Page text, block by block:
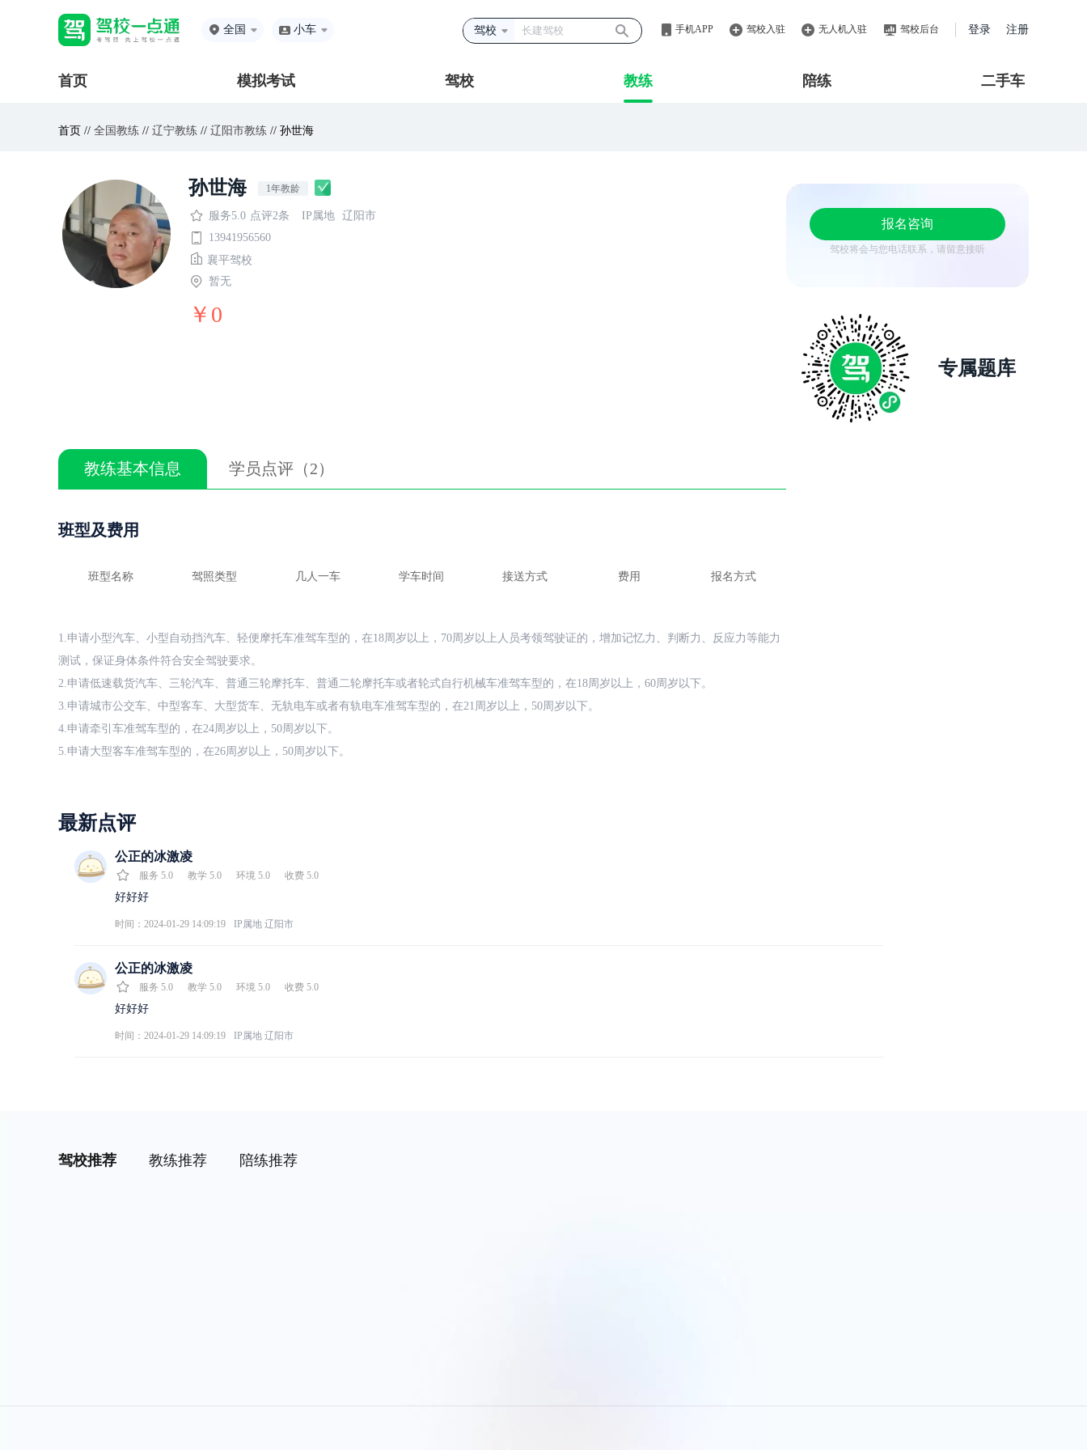
全国 小车 驾校 手机APP 驾校入驻 无人机入驻 驾校后台 登录 注册
首页 模拟考试 驾校 教练 陪练 二手车
首页 // 全国教练 // 辽宁教练 // 辽阳市教练 // 孙世海
孙世海 1年教龄
服务5.0 点评2条 IP属地 辽阳市
13941956560
襄平驾校
暂无
￥0
报名咨询
驾校将会与您电话联系，请留意接听
专属题库
教练基本信息 学员点评（2）
班型及费用
班型名称 驾照类型 几人一车 学车时间 接送方式 费用 报名方式
1.申请小型汽车、小型自动挡汽车、轻便摩托车准驾车型的，在18周岁以上，70周岁以上人员考领驾驶证的，增加记忆力、判断力、反应力等能力
测试，保证身体条件符合安全驾驶要求。
2.申请低速载货汽车、三轮汽车、普通三轮摩托车、普通二轮摩托车或者轮式自行机械车准驾车型的，在18周岁以上，60周岁以下。
3.申请城市公交车、中型客车、大型货车、无轨电车或者有轨电车准驾车型的，在21周岁以上，50周岁以下。
4.申请牵引车准驾车型的，在24周岁以上，50周岁以下。
5.申请大型客车准驾车型的，在26周岁以上，50周岁以下。
最新点评
公正的冰激凌
服务 5.0 教学 5.0 环境 5.0 收费 5.0
好好好
时间：2024-01-29 14:09:19 IP属地 辽阳市
公正的冰激凌
服务 5.0 教学 5.0 环境 5.0 收费 5.0
好好好
时间：2024-01-29 14:09:19 IP属地 辽阳市
驾校推荐 教练推荐 陪练推荐